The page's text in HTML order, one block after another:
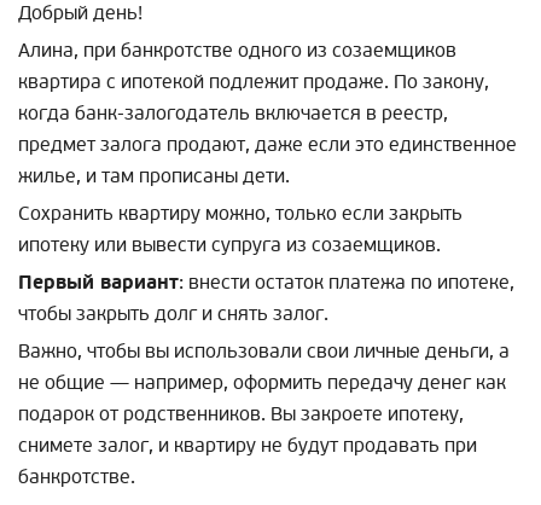
Добрый день!
Алина, при банкротстве одного из созаемщиков
квартира с ипотекой подлежит продаже. По закону,
когда банк-залогодатель включается в реестр,
предмет залога продают, даже если это единственное
жилье, и там прописаны дети.
Сохранить квартиру можно, только если закрыть
ипотеку или вывести супруга из созаемщиков.
Первый вариант: внести остаток платежа по ипотеке,
чтобы закрыть долг и снять залог.
Важно, чтобы вы использовали свои личные деньги, а
не общие — например, оформить передачу денег как
подарок от родственников. Вы закроете ипотеку,
снимете залог, и квартиру не будут продавать при
банкротстве.